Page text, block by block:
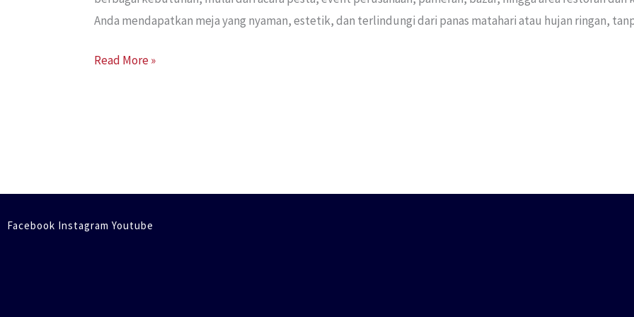
Anda mendapatkan meja yang nyaman, estetik, dan terlindungi dari panas matahari atau hujan ringan,
Read More »
Facebook Instagram Youtube